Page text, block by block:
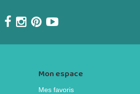
Mon espace
Mes favoris